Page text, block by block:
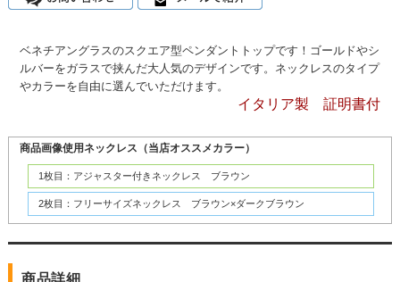
ベネチアングラスのスクエア型ペンダントトップです！ゴールドやシ
ルバーをガラスで挟んだ大人気のデザインです。ネックレスのタイプ
やカラーを自由に選んでいただけます。
イタリア製 証明書付
商品画像使用ネックレス（当店オススメカラー）
1枚目：アジャスター付きネックレス ブラウン
2枚目：フリーサイズネックレス ブラウン×ダークブラウン
商品詳細